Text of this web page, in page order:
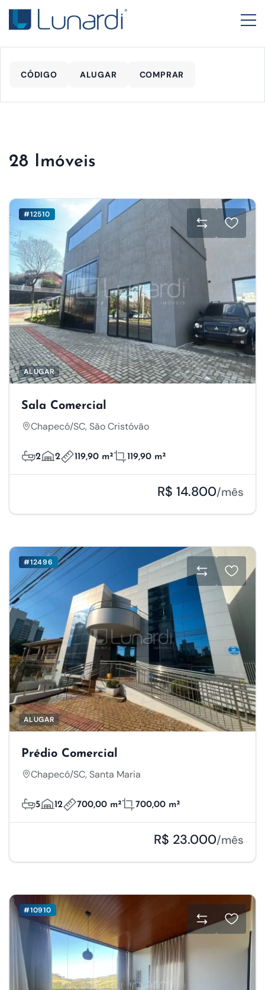
CÓDIGO ALUGAR COMPRAR
28 Imóveis
#12510
ALUGAR
Sala Comercial
Chapecó/SC, São Cristóvão
2 2 119,90 m² 119,90 m²
R$ 14.800/mês
#12496
ALUGAR
Prédio Comercial
Chapecó/SC, Santa Maria
5 12 700,00 m² 700,00 m²
R$ 23.000/mês
#10910